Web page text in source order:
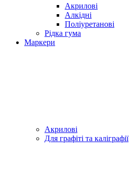
Акрилові
Алкідні
Поліуретанові
Рідка гума
Маркери
Акрилові
Для графіті та каліграфії